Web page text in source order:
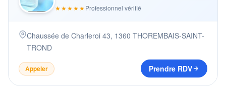
★★★★★Professionnel vérifié
Chaussée de Charleroi 43, 1360 THOREMBAIS-SAINT-
TROND
Appeler Prendre RDV